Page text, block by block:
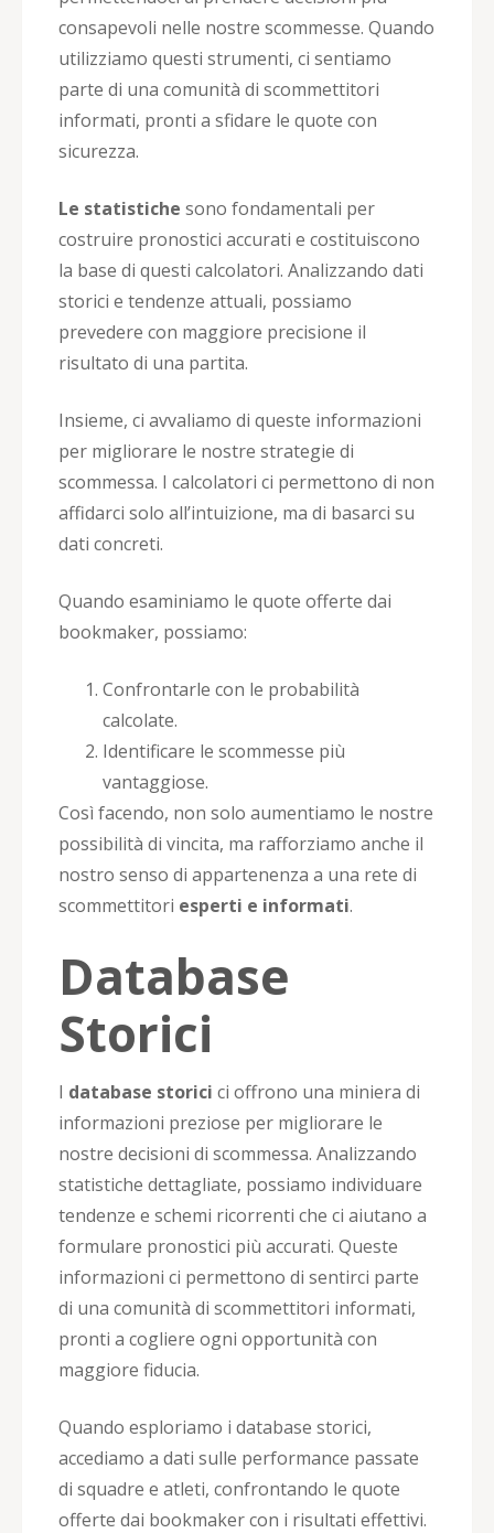
consapevoli nelle nostre scommesse. Quando
utilizziamo questi strumenti, ci sentiamo
parte di una comunità di scommettitori
informati, pronti a sfidare le quote con
sicurezza.
Le statistiche sono fondamentali per
costruire pronostici accurati e costituiscono
la base di questi calcolatori. Analizzando dati
storici e tendenze attuali, possiamo
prevedere con maggiore precisione il
risultato di una partita.
Insieme, ci avvaliamo di queste informazioni
per migliorare le nostre strategie di
scommessa. I calcolatori ci permettono di non
affidarci solo all’intuizione, ma di basarci su
dati concreti.
Quando esaminiamo le quote offerte dai
bookmaker, possiamo:
Confrontarle con le probabilità
calcolate.
Identificare le scommesse più
vantaggiose.
Così facendo, non solo aumentiamo le nostre
possibilità di vincita, ma rafforziamo anche il
nostro senso di appartenenza a una rete di
scommettitori esperti e informati.
Database
Storici
I database storici ci offrono una miniera di
informazioni preziose per migliorare le
nostre decisioni di scommessa. Analizzando
statistiche dettagliate, possiamo individuare
tendenze e schemi ricorrenti che ci aiutano a
formulare pronostici più accurati. Queste
informazioni ci permettono di sentirci parte
di una comunità di scommettitori informati,
pronti a cogliere ogni opportunità con
maggiore fiducia.
Quando esploriamo i database storici,
accediamo a dati sulle performance passate
di squadre e atleti, confrontando le quote
offerte dai bookmaker con i risultati effettivi.